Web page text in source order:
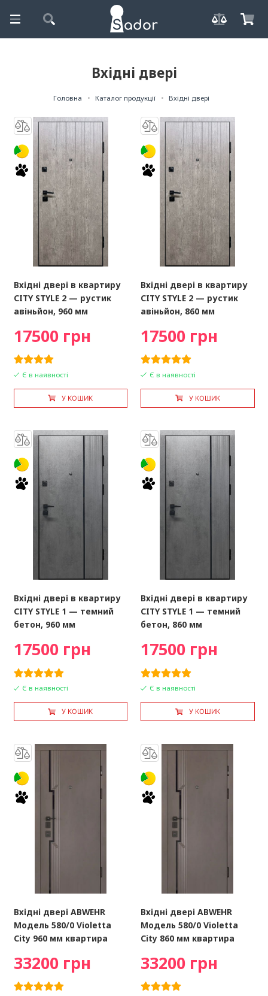
Вхідні двері
Головна Каталог продукції Вхідні двері
Вхідні двері в квартиру
CITY STYLE 2 — рустик
авіньйон, 960 мм
17500 грн
Є в наявності
У КОШИК
Вхідні двері в квартиру
CITY STYLE 2 — рустик
авіньйон, 860 мм
17500 грн
Є в наявності
У КОШИК
Вхідні двері в квартиру
CITY STYLE 1 — темний
бетон, 960 мм
17500 грн
Є в наявності
У КОШИК
Вхідні двері в квартиру
CITY STYLE 1 — темний
бетон, 860 мм
17500 грн
Є в наявності
У КОШИК
Вхідні двері ABWEHR
Модель 580/0 Violetta
City 960 мм квартира
33200 грн
Вхідні двері ABWEHR
Модель 580/0 Violetta
City 860 мм квартира
33200 грн